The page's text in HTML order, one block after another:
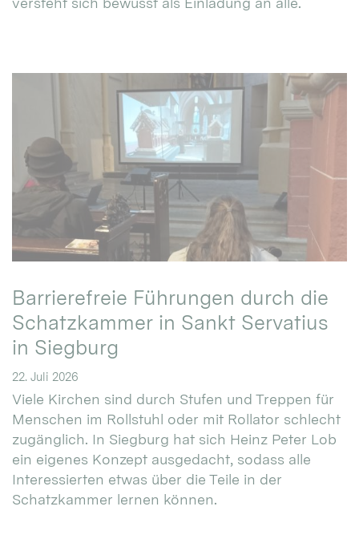
Barrierefreie Führungen durch die
Schatzkammer in Sankt Servatius
in Siegburg
22. Juli 2026
Viele Kirchen sind durch Stufen und Treppen für
Menschen im Rollstuhl oder mit Rollator schlecht
zugänglich. In Siegburg hat sich Heinz Peter Lob
ein eigenes Konzept ausgedacht, sodass alle
Interessierten etwas über die Teile in der
Schatzkammer lernen können.